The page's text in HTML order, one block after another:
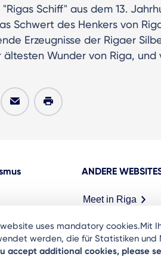
Schiff" aus dem 13.
Schwert des Henkers von
Erzeugnisse der Rigaer
Wunder von Riga,
ANDERE
Meet in Riga
website uses mandatory cookies.Mit
werden, die für Statistiken und
accept additional cookies, please